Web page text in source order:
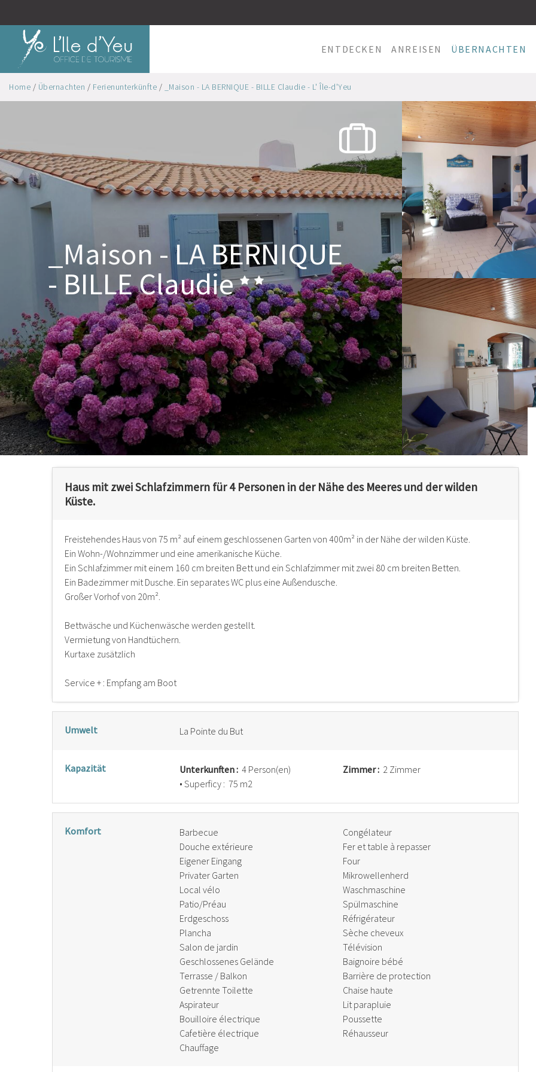
ENTDECKEN ANREISEN ÜBERNACHTEN
Home / Übernachten / Ferienunterkünfte / _Maison - LA BERNIQUE - BILLE Claudie - L' Île-d'Yeu
_Maison - LA BERNIQUE
- BILLE Claudie
Haus mit zwei Schlafzimmern für 4 Personen in der Nähe des Meeres und der wilden
Küste.
Freistehendes Haus von 75 m² auf einem geschlossenen Garten von 400m² in der Nähe der wilden Küste.
Ein Wohn-/Wohnzimmer und eine amerikanische Küche.
Ein Schlafzimmer mit einem 160 cm breiten Bett und ein Schlafzimmer mit zwei 80 cm breiten Betten.
Ein Badezimmer mit Dusche. Ein separates WC plus eine Außendusche.
Großer Vorhof von 20m².
Bettwäsche und Küchenwäsche werden gestellt.
Vermietung von Handtüchern.
Kurtaxe zusätzlich
Service + : Empfang am Boot
Umwelt La Pointe du But
Kapazität Unterkunften : 4 Person(en)
• Superficy : 75 m2
Zimmer : 2 Zimmer
Komfort
Barbecue
Douche extérieure
Eigener Eingang
Privater Garten
Local vélo
Patio/Préau
Erdgeschoss
Plancha
Salon de jardin
Geschlossenes Gelände
Terrasse / Balkon
Getrennte Toilette
Aspirateur
Bouilloire électrique
Cafetière électrique
Chauffage
Congélateur
Fer et table à repasser
Four
Mikrowellenherd
Waschmaschine
Spülmaschine
Réfrigérateur
Sèche cheveux
Télévision
Baignoire bébé
Barrière de protection
Chaise haute
Lit parapluie
Poussette
Réhausseur